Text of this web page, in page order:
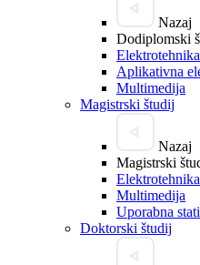
Nazaj
Dodiplomski
Elektrotehnika
Aplikativna
Multimedija
Magistrski študij
Nazaj
Magistrski
Elektrotehnika
Multimedija
Uporabna
Doktorski študij